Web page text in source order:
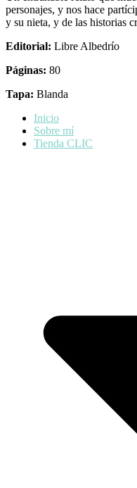
personajes, y nos hace
y su nieta, y de las historias
Editorial: Libre Albedrío
Páginas: 80
Tapa: Blanda
Inicio
Sobre mí
Tienda CLIC